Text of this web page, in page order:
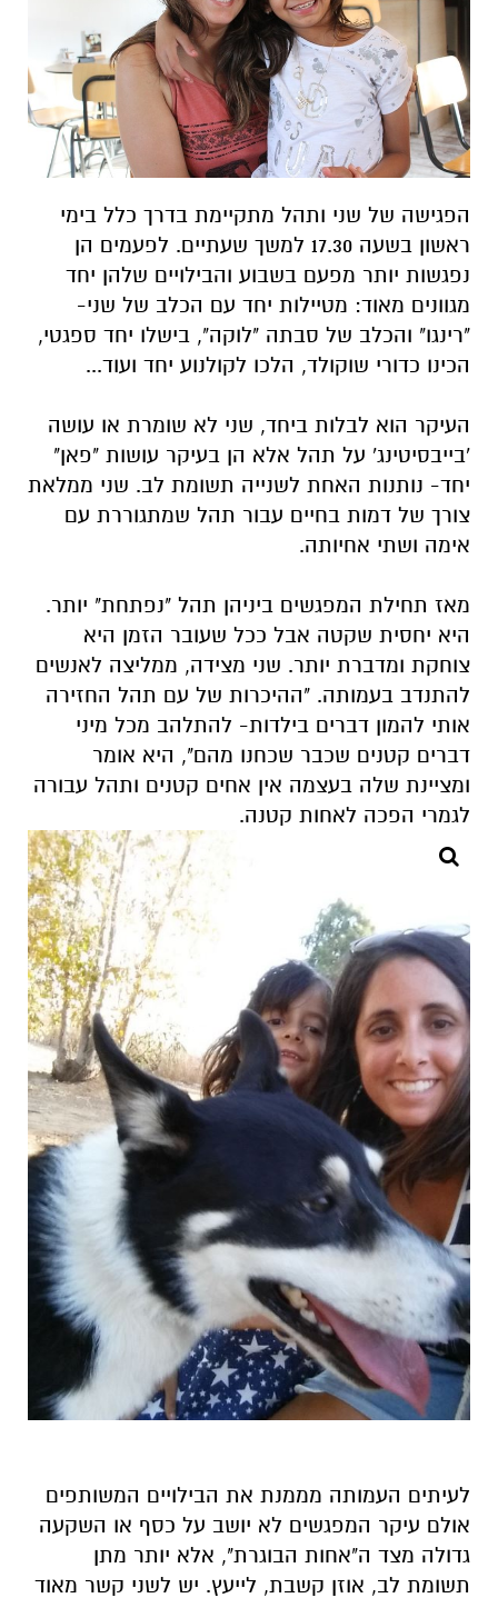
הפגישה של שני ותהל מתקיימת בדרך כלל בימי
ראשון בשעה 17.30 למשך שעתיים. לפעמים הן
נפגשות יותר מפעם בשבוע והבילויים שלהן יחד
מגוונים מאוד: מטיילות יחד עם הכלב של שני-
"רינגו" והכלב של סבתה "לוקה", בישלו יחד ספגטי,
הכינו כדורי שוקולד, הלכו לקולנוע יחד ועוד...
העיקר הוא לבלות ביחד, שני לא שומרת או עושה
'בייבסיטינג' על תהל אלא הן בעיקר עושות "פאן"
יחד- נותנות האחת לשנייה תשומת לב. שני ממלאת
צורך של דמות בחיים עבור תהל שמתגוררת עם
אימה ושתי אחיותה.
מאז תחילת המפגשים ביניהן תהל "נפתחת" יותר.
היא יחסית שקטה אבל ככל שעובר הזמן היא
צוחקת ומדברת יותר. שני מצידה, ממליצה לאנשים
להתנדב בעמותה. "ההיכרות של עם תהל החזירה
אותי להמון דברים בילדות- להתלהב מכל מיני
דברים קטנים שכבר שכחנו מהם", היא אומר
ומציינת שלה בעצמה אין אחים קטנים ותהל עבורה
לגמרי הפכה לאחות קטנה.
לעיתים העמותה מממנת את הבילויים המשותפים
אולם עיקר המפגשים לא יושב על כסף או השקעה
גדולה מצד ה"אחות הבוגרת", אלא יותר מתן
תשומת לב, אוזן קשבת, לייעץ. יש לשני קשר מאוד